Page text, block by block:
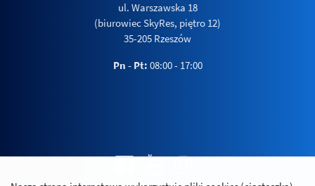
ul. Warszawska 18
(biurowiec SkyRes, piętro 12)
35-205 Rzeszów
Pn - Pt: 08:00 - 17:00